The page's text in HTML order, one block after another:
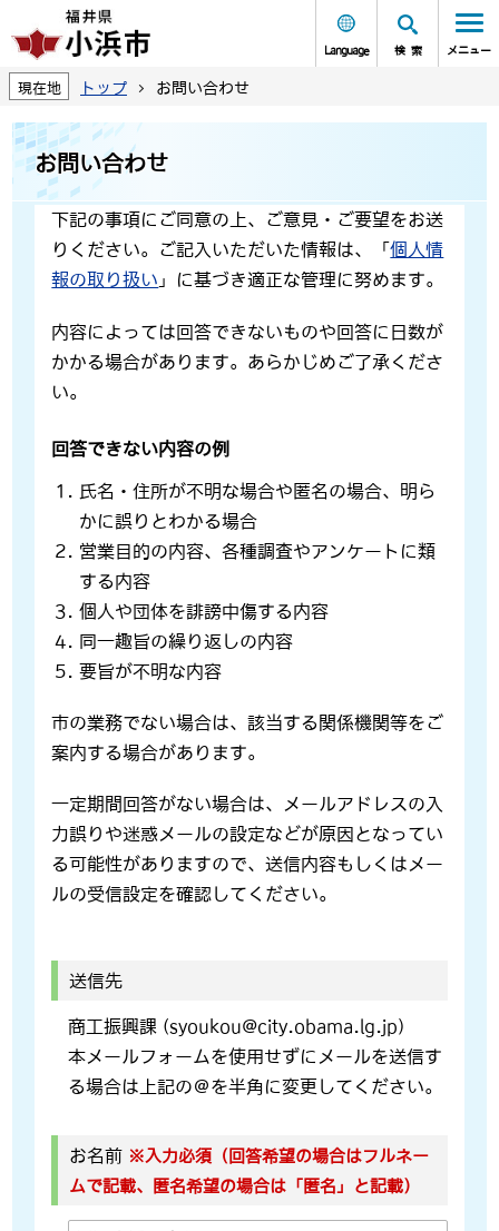
Language 検索 メニュー
現在地 トップ お問い合わせ
お問い合わせ
下記の事項にご同意の上、ご意見・ご要望をお送
りください。ご記入いただいた情報は、「個人情
報の取り扱い 」に基づき適正な管理に努めます。
内容によっては回答できないものや回答に日数が
かかる場合があります。あらかじめご了承くださ
い。
回答できない内容の例
氏名・住所が不明な場合や匿名の場合、明ら
かに誤りとわかる場合
営業目的の内容、各種調査やアンケートに類
する内容
個人や団体を誹謗中傷する内容
同一趣旨の繰り返しの内容
要旨が不明な内容
市の業務でない場合は、該当する関係機関等をご
案内する場合があります。
一定期間回答がない場合は、メールアドレスの入
力誤りや迷惑メールの設定などが原因となってい
る可能性がありますので、送信内容もしくはメー
ルの受信設定を確認してください。
送信先
商工振興課 (syoukou@city.obama.lg.jp)
本メールフォームを使用せずにメールを送信す
る場合は上記の＠を半角に変更してください。
お名前 ※入力必須（回答希望の場合はフルネー
ムで記載、匿名希望の場合は「匿名」と記載）